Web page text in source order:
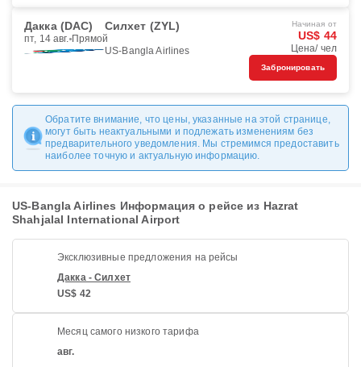
Дакка (DAC) Силхет (ZYL)
пт, 14 авг. Прямой
US-Bangla Airlines
Начиная от
US$ 44
Цена/ чел
Забронировать
Обратите внимание, что цены, указанные на этой странице,
могут быть неактуальными и подлежать изменениям без
предварительного уведомления. Мы стремимся предоставить
наиболее точную и актуальную информацию.
US-Bangla Airlines Информация о рейсе из Hazrat
Shahjalal International Airport
Эксклюзивные предложения на рейсы
Дакка - Силхет
US$ 42
Месяц самого низкого тарифа
авг.